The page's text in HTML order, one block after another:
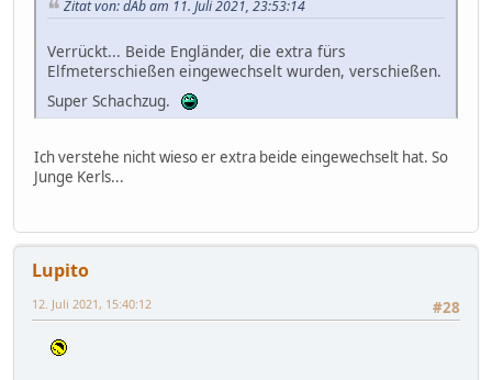
Zitat von: dAb am 11. Juli 2021, 23:53:14
Verrückt... Beide Engländer, die extra fürs
Elfmeterschießen eingewechselt wurden, verschießen.
Super Schachzug.
Ich verstehe nicht wieso er extra beide eingewechselt hat. So
Junge Kerls...
Lupito
#28
12. Juli 2021, 15:40:12